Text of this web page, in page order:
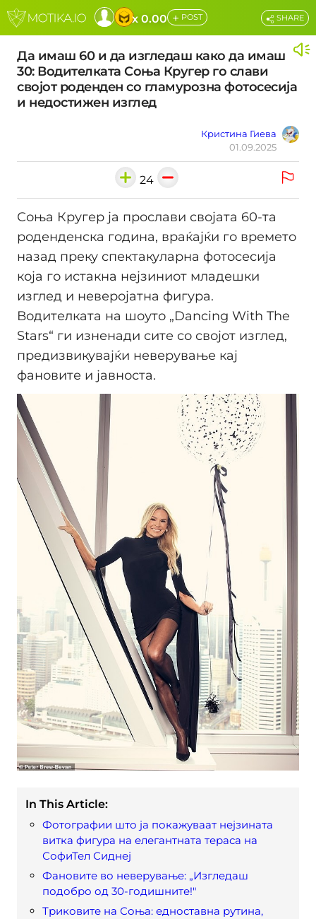
x 0.00 + POST
Да имаш 60 и да изгледаш како да имаш
30: Водителката Соња Кругер го слави
својот роденден со гламурозна фотосесија
и недостижен изглед
Кристина Гиева
01.09.2025
SHARE
24
Соња Кругер ја прослави својата 60-та
роденденска година, враќајќи го времето
назад преку спектакуларна фотосесија
која го истакна нејзиниот младешки
изглед и неверојатна фигура.
Водителката на шоуто „Dancing With The
Stars“ ги изненади сите со својот изглед,
предизвикувајќи неверување кај
фановите и јавноста.
In This Article:
Фотографии што ја покажуваат нејзината
витка фигура на елегантната тераса на
СофиТел Сиднеј
Фановите во неверување: „Изгледаш
подобро од 30-годишните!"
Триковите на Соња: едноставна рутина,